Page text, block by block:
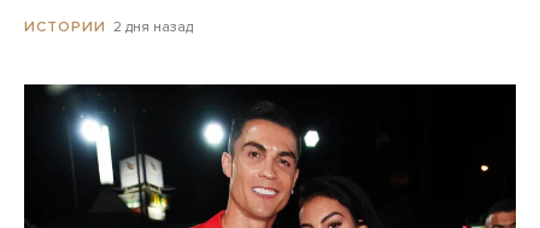
ИСТОРИИ 2 дня назад